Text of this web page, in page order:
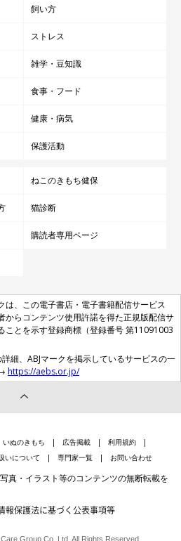
飼い方
ストレス
雑学・豆知識
食事・フード
健康・病気
保護活動
ねこのきもち健保
猫診断
購読者専用ページ
は、この電子書店・電子書籍配信サービス
からコンテンツ使用許諾を得た正規版配信サ
ことを示す登録商標（登録番号 第11091003
詳細、ABJマークを掲示しているサービスの一
https://aebs.or.jp/
いぬのきもち 広告掲載
利用規約
いについて 専門家一覧 お問い合わせ
真・イラスト等のコンテンツの無断転載を
報保護法に基づく公表事項等
Group Co.,Ltd. All Rights Reserved.